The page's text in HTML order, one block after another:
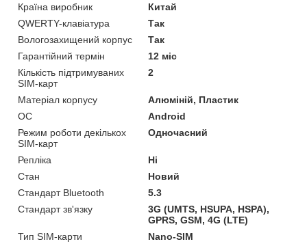
Країна виробник
Китай
QWERTY-клавіатура
Так
Вологозахищений корпус
Так
Гарантійний термін
12 міс
Кількість підтримуваних
SIM-карт
2
Матеріал корпусу
Алюміній, Пластик
ОС
Android
Режим роботи декількох
SIM-карт
Одночасний
Репліка
Ні
Стан
Новий
Стандарт Bluetooth
5.3
Стандарт зв'язку
3G (UMTS, HSUPA, HSPA),
GPRS, GSM, 4G (LTE)
Тип SIM-карти
Nano-SIM